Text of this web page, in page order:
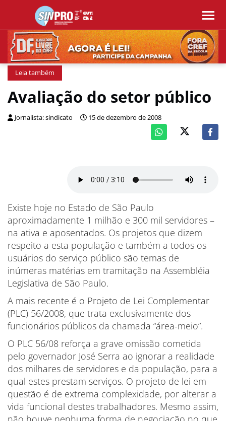
Leia também
Avaliação do setor público
Jornalista: sindicato 15 de dezembro de 2008
Existe hoje no Estado de São Paulo
aproximadamente 1 milhão e 300 mil servidores –
na ativa e aposentados. Os projetos que dizem
respeito a esta população e também a todos os
usuários do serviço público são temas de
inúmeras matérias em tramitação na Assembléia
Legislativa de São Paulo.
A mais recente é o Projeto de Lei Complementar
(PLC) 56/2008, que trata exclusivamente dos
funcionários públicos da chamada “área-meio”.
O PLC 56/08 reforça a grave omissão cometida
pelo governador José Serra ao ignorar a realidade
dos milhares de servidores e da população, para a
qual estes prestam serviços. O projeto de lei em
questão é de extrema complexidade, por alterar a
vida funcional destes trabalhadores. Mesmo assim,